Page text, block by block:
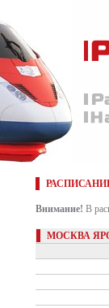
Внимание! В
МОСКВА